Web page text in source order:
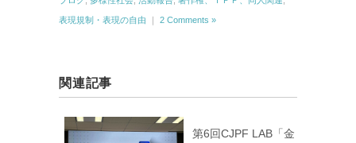
表現規制・表現の自由 ｜ 2 Comments »
関連記事
第6回CJPF LAB「金